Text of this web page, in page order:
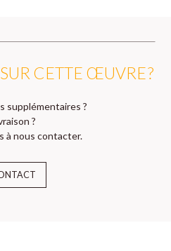
CETTE ŒUVRE ?
supplémentaires ?
?
à nous contacter.